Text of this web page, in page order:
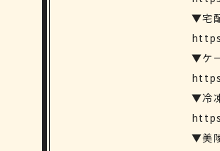
▼宅
▼ケ
▼冷
▼美